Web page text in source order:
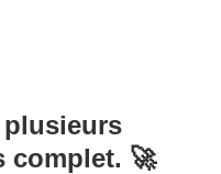
complet. 🚀